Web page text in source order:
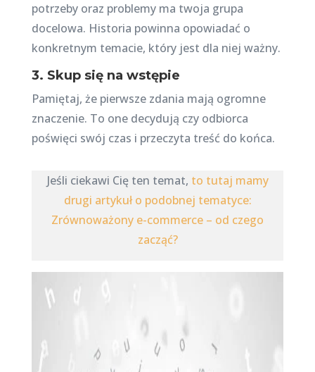
potrzeby oraz problemy ma twoja grupa
docelowa. Historia powinna opowiadać o
konkretnym temacie, który jest dla niej ważny.
3. Skup się na wstępie
Pamiętaj, że pierwsze zdania mają ogromne
znaczenie. To one decydują czy odbiorca
poświęci swój czas i przeczyta treść do końca.
Jeśli ciekawi Cię ten temat, to tutaj mamy
drugi artykuł o podobnej tematyce:
Zrównoważony e-commerce – od czego
zacząć?